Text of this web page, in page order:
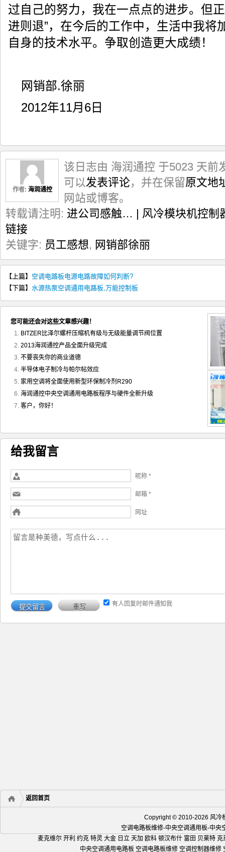
过自己的努力，我在一点点的进步。但
进则退”，在今后的工作中，生活中我将
自身的技术水平。争取创造更大成绩！
网销部.徐丽
2012年11月6日
作者: 海润通控
该日志由 海润通控 于5023 天前
可以发表评论，并在保留原文地
网站或博客。
转载请注明: 进公司感触… | 风冷模块机控制
链接
关键字: 员工感想, 网销部徐丽
【上篇】 空调电路板电源电路故障如何判断?
【下篇】 水源热泵空调通用电路板,万能控制板
您可能还会对这些文章感兴趣！
BITZER比泽尔螺杆压缩机有级与无级能量调节阀位置
2013海润通控产品全面升级完成
不要丧失你的商业道德
半导体电子制冷与帕尔帖效应
家用空调将全面使用新型环保制冷剂R290
海润通控中央空调通用电路板程序与硬件全新升级
客户，你好！
给我留言
昵称 *
邮箱 *
网址
有人回复时邮件通知我
返回首页
Copyright © 2010-2026 风冷
空调电路板维修-中央空调通用板-中
麦克维尔 开利 约克 特灵 大金 日立 天加 欧科 顿汉布什 富田 贝莱特
中央空调通用电路板 空调电路板维修 空调控制器维